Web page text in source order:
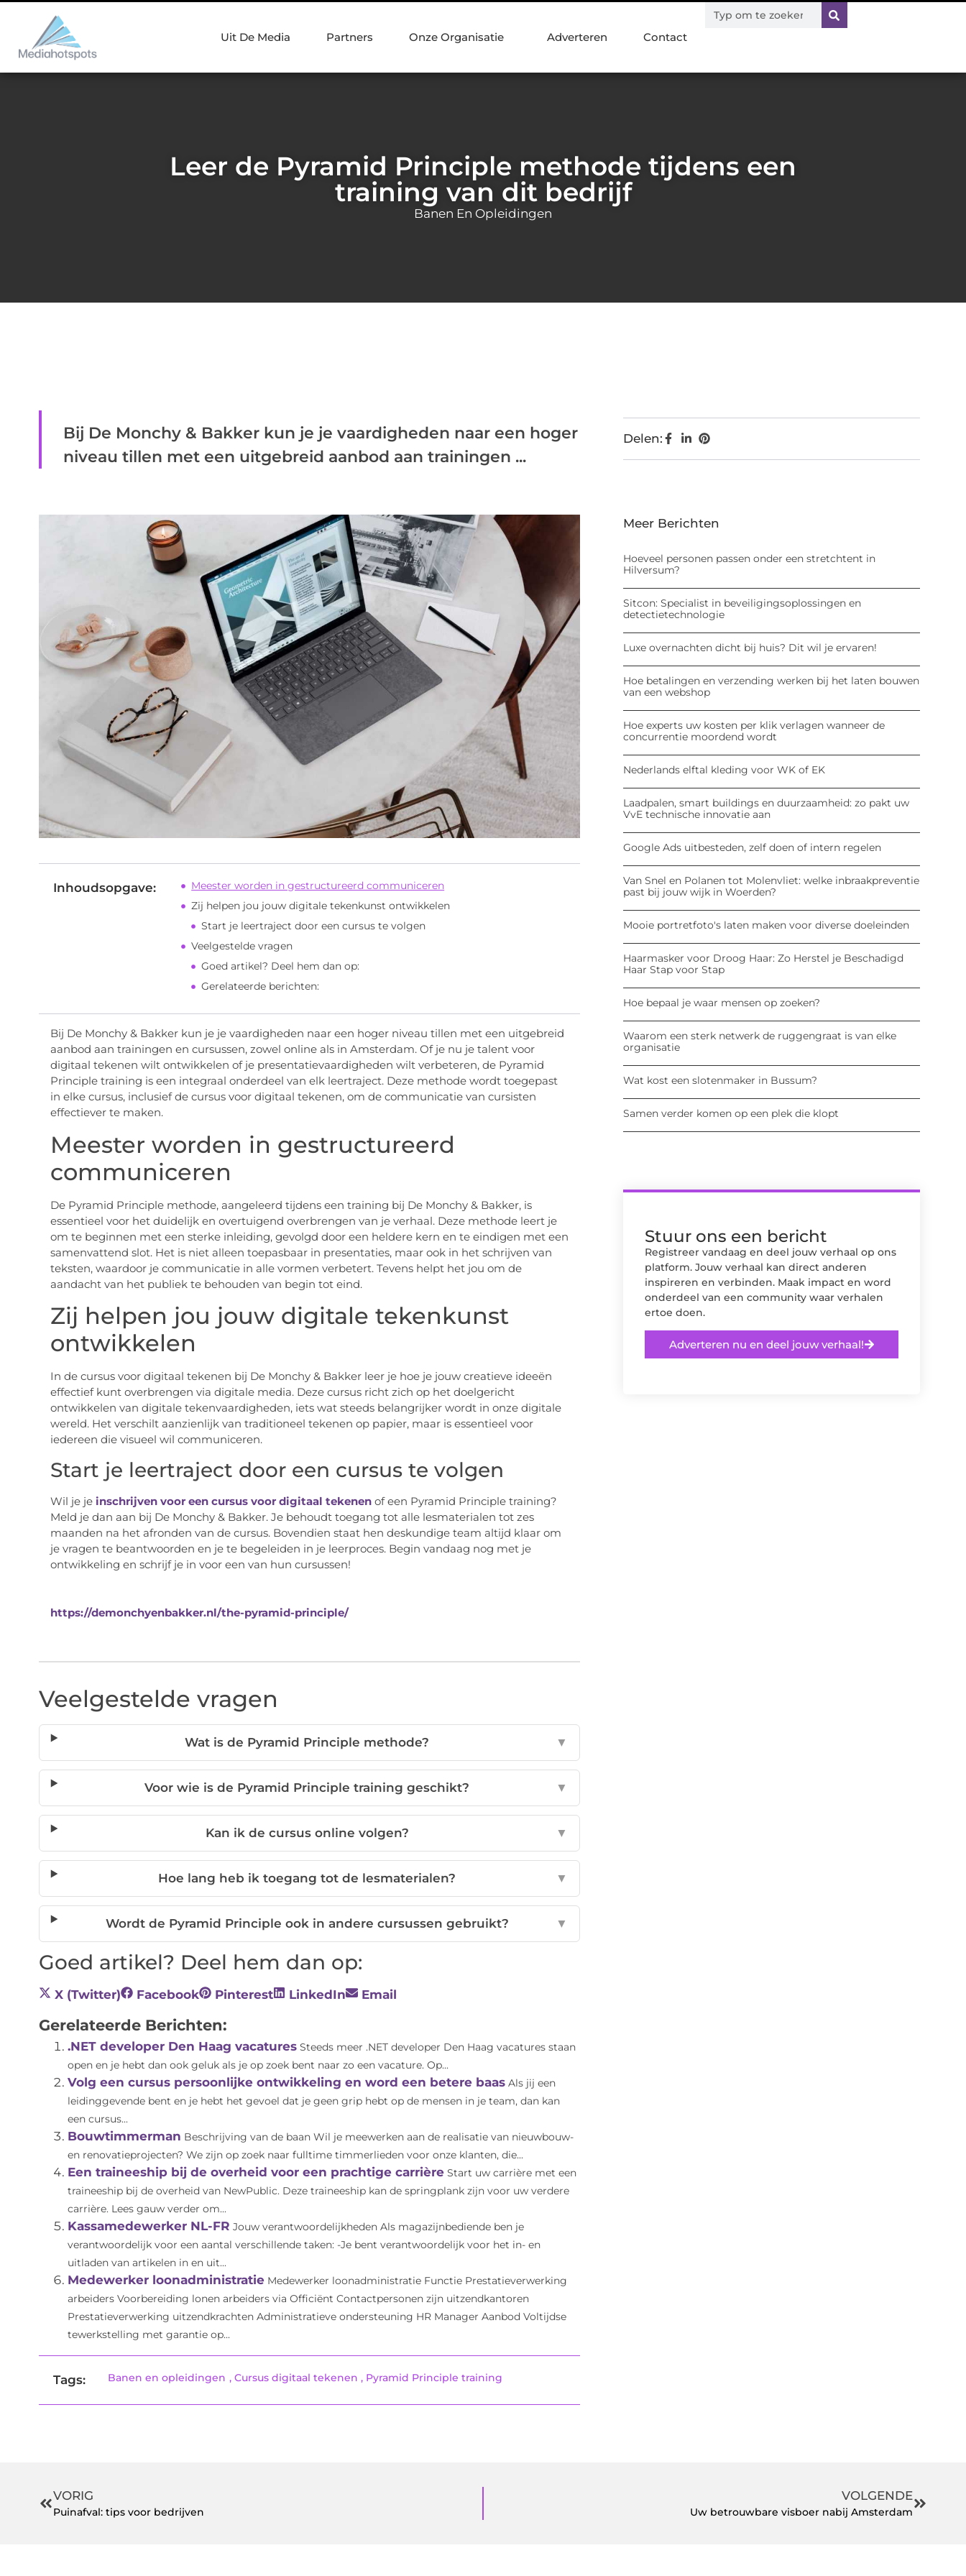
Uit De Media Partners Onze Organisatie Adverteren Contact
Leer de Pyramid Principle methode tijdens een
training van dit bedrijf
Banen En Opleidingen
Bij De Monchy & Bakker kun je je vaardigheden naar een hoger
niveau tillen met een uitgebreid aanbod aan trainingen ...
Inhoudsopgave:
Meester worden in gestructureerd communiceren
Zij helpen jou jouw digitale tekenkunst ontwikkelen
Start je leertraject door een cursus te volgen
Veelgestelde vragen
Goed artikel? Deel hem dan op:
Gerelateerde berichten:
Bij De Monchy & Bakker kun je je vaardigheden naar een hoger niveau tillen met een uitgebreid
aanbod aan trainingen en cursussen, zowel online als in Amsterdam. Of je nu je talent voor
digitaal tekenen wilt ontwikkelen of je presentatievaardigheden wilt verbeteren, de Pyramid
Principle training is een integraal onderdeel van elk leertraject. Deze methode wordt toegepast
in elke cursus, inclusief de cursus voor digitaal tekenen, om de communicatie van cursisten
effectiever te maken.
Meester worden in gestructureerd
communiceren
De Pyramid Principle methode, aangeleerd tijdens een training bij De Monchy & Bakker, is
essentieel voor het duidelijk en overtuigend overbrengen van je verhaal. Deze methode leert je
om te beginnen met een sterke inleiding, gevolgd door een heldere kern en te eindigen met een
samenvattend slot. Het is niet alleen toepasbaar in presentaties, maar ook in het schrijven van
teksten, waardoor je communicatie in alle vormen verbetert. Tevens helpt het jou om de
aandacht van het publiek te behouden van begin tot eind.
Zij helpen jou jouw digitale tekenkunst
ontwikkelen
In de cursus voor digitaal tekenen bij De Monchy & Bakker leer je hoe je jouw creatieve ideeën
effectief kunt overbrengen via digitale media. Deze cursus richt zich op het doelgericht
ontwikkelen van digitale tekenvaardigheden, iets wat steeds belangrijker wordt in onze digitale
wereld. Het verschilt aanzienlijk van traditioneel tekenen op papier, maar is essentieel voor
iedereen die visueel wil communiceren.
Start je leertraject door een cursus te volgen
Wil je je inschrijven voor een cursus voor digitaal tekenenof een Pyramid Principle training?
Meld je dan aan bij De Monchy & Bakker. Je behoudt toegang tot alle lesmaterialen tot zes
maanden na het afronden van de cursus. Bovendien staat hen deskundige team altijd klaar om
je vragen te beantwoorden en je te begeleiden in je leerproces. Begin vandaag nog met je
ontwikkeling en schrijf je in voor een van hun cursussen!
https://demonchyenbakker.nl/the-pyramid-principle/
Veelgestelde vragen
Wat is de Pyramid Principle methode? ▼
Voor wie is de Pyramid Principle training geschikt? ▼
Kan ik de cursus online volgen? ▼
Hoe lang heb ik toegang tot de lesmaterialen? ▼
Wordt de Pyramid Principle ook in andere cursussen gebruikt? ▼
Goed artikel? Deel hem dan op:
X (Twitter) Facebook Pinterest LinkedIn Email
Gerelateerde Berichten:
.NET developer Den Haag vacatures Steeds meer .NET developer Den Haag vacatures staan
open en je hebt dan ook geluk als je op zoek bent naar zo een vacature. Op...
Volg een cursus persoonlijke ontwikkeling en word een betere baas Als jij een
leidinggevende bent en je hebt het gevoel dat je geen grip hebt op de mensen in je team, dan kan
een cursus...
Bouwtimmerman Beschrijving van de baan Wil je meewerken aan de realisatie van nieuwbouw-
en renovatieprojecten? We zijn op zoek naar fulltime timmerlieden voor onze klanten, die...
Een traineeship bij de overheid voor een prachtige carrière Start uw carrière met een
traineeship bij de overheid van NewPublic. Deze traineeship kan de springplank zijn voor uw verdere
carrière. Lees gauw verder om...
Kassamedewerker NL-FR Jouw verantwoordelijkheden Als magazijnbediende ben je
verantwoordelijk voor een aantal verschillende taken: -Je bent verantwoordelijk voor het in- en
uitladen van artikelen in en uit...
Medewerker loonadministratie Medewerker loonadministratie Functie Prestatieverwerking
arbeiders Voorbereiding lonen arbeiders via Officiënt Contactpersonen zijn uitzendkantoren
Prestatieverwerking uitzendkrachten Administratieve ondersteuning HR Manager Aanbod Voltijdse
tewerkstelling met garantie op...
Tags: Banen en opleidingen ,Cursus digitaal tekenen , Pyramid Principle training
Delen:
Meer Berichten
Hoeveel personen passen onder een stretchtent in
Hilversum?
Sitcon: Specialist in beveiligingsoplossingen en
detectietechnologie
Luxe overnachten dicht bij huis? Dit wil je ervaren!
Hoe betalingen en verzending werken bij het laten bouwen
van een webshop
Hoe experts uw kosten per klik verlagen wanneer de
concurrentie moordend wordt
Nederlands elftal kleding voor WK of EK
Laadpalen, smart buildings en duurzaamheid: zo pakt uw
VvE technische innovatie aan
Google Ads uitbesteden, zelf doen of intern regelen
Van Snel en Polanen tot Molenvliet: welke inbraakpreventie
past bij jouw wijk in Woerden?
Mooie portretfoto's laten maken voor diverse doeleinden
Haarmasker voor Droog Haar: Zo Herstel je Beschadigd
Haar Stap voor Stap
Hoe bepaal je waar mensen op zoeken?
Waarom een sterk netwerk de ruggengraat is van elke
organisatie
Wat kost een slotenmaker in Bussum?
Samen verder komen op een plek die klopt
Stuur ons een bericht
Registreer vandaag en deel jouw verhaal op ons
platform. Jouw verhaal kan direct anderen
inspireren en verbinden. Maak impact en word
onderdeel van een community waar verhalen
ertoe doen.
Adverteren nu en deel jouw verhaal!
VORIG
Puinafval: tips voor bedrijven
VOLGENDE
Uw betrouwbare visboer nabij Amsterdam